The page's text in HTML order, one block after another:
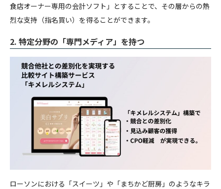
食店オーナー専用の会計ソフト」とすることで、その層からの熱
烈な支持（指名買い）を得ることができます。
2. 特定分野の「専門メディア」を持つ
ローソンにおける「スイーツ」や「まちかど厨房」のようなキラ